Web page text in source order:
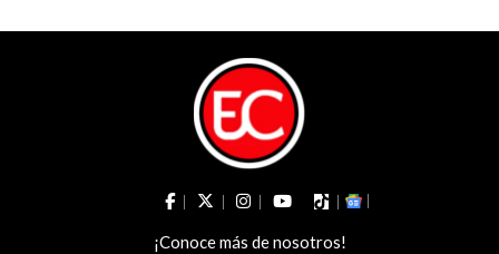
equipo ganador
¡Conoce más de nosotros!